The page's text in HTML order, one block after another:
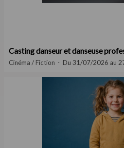
Casting danseur et danseuse
Cinéma / Fiction Du 31/07/2026 au